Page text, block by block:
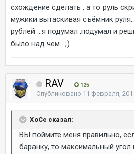
схождение сделать , а то руль
мужики вытаскивая съёмник
рублей ...я подумал ,подумал и
было над чем . ;)
RAV 125
Опубликовано 11 февраля,
ХоСе сказал:
ВЫ поймите меня правильно,
баранку, то максимальный